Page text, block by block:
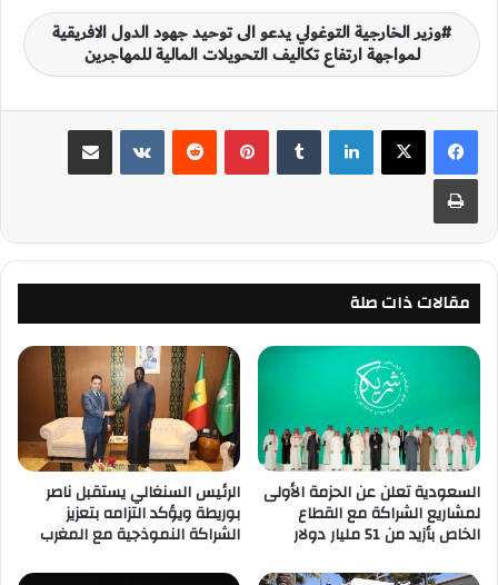
وزير الخارجية التوغولي يدعو الى توحيد جهود الدول الافريقية
لمواجهة ارتفاع تكاليف التحويلات المالية للمهاجرين
لينكدإن بينتيريست
مقالات ذات صلة
السعودية تعلن عن الحزمة الأولى
لمشاريع الشراكة مع القطاع
الخاص بأزيد من 51 مليار دولار
الرئيس السنغالي يستقبل ناصر
بوريطة ويؤكد التزامه بتعزيز
الشراكة النموذجية مع المغرب